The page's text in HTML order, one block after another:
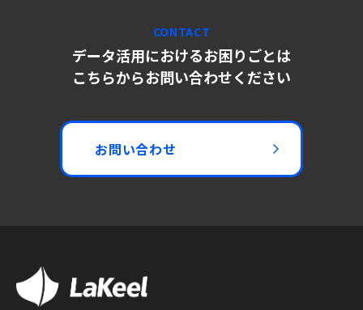
CONTACT
データ活用におけるお困りごとは
こちらからお問い合わせください
お問い合わせ